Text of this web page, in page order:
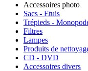
Accessoires photo
Sacs - Etuis
Trépieds -
Filtres
Lampes
Produits de
CD - DVD
Accessoires divers